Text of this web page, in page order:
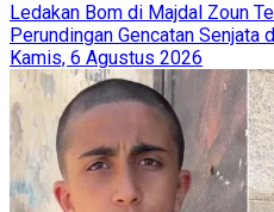
Ledakan Bom di Majdal Zoun
Perundingan Gencatan Senjata
Kamis, 6 Agustus 2026